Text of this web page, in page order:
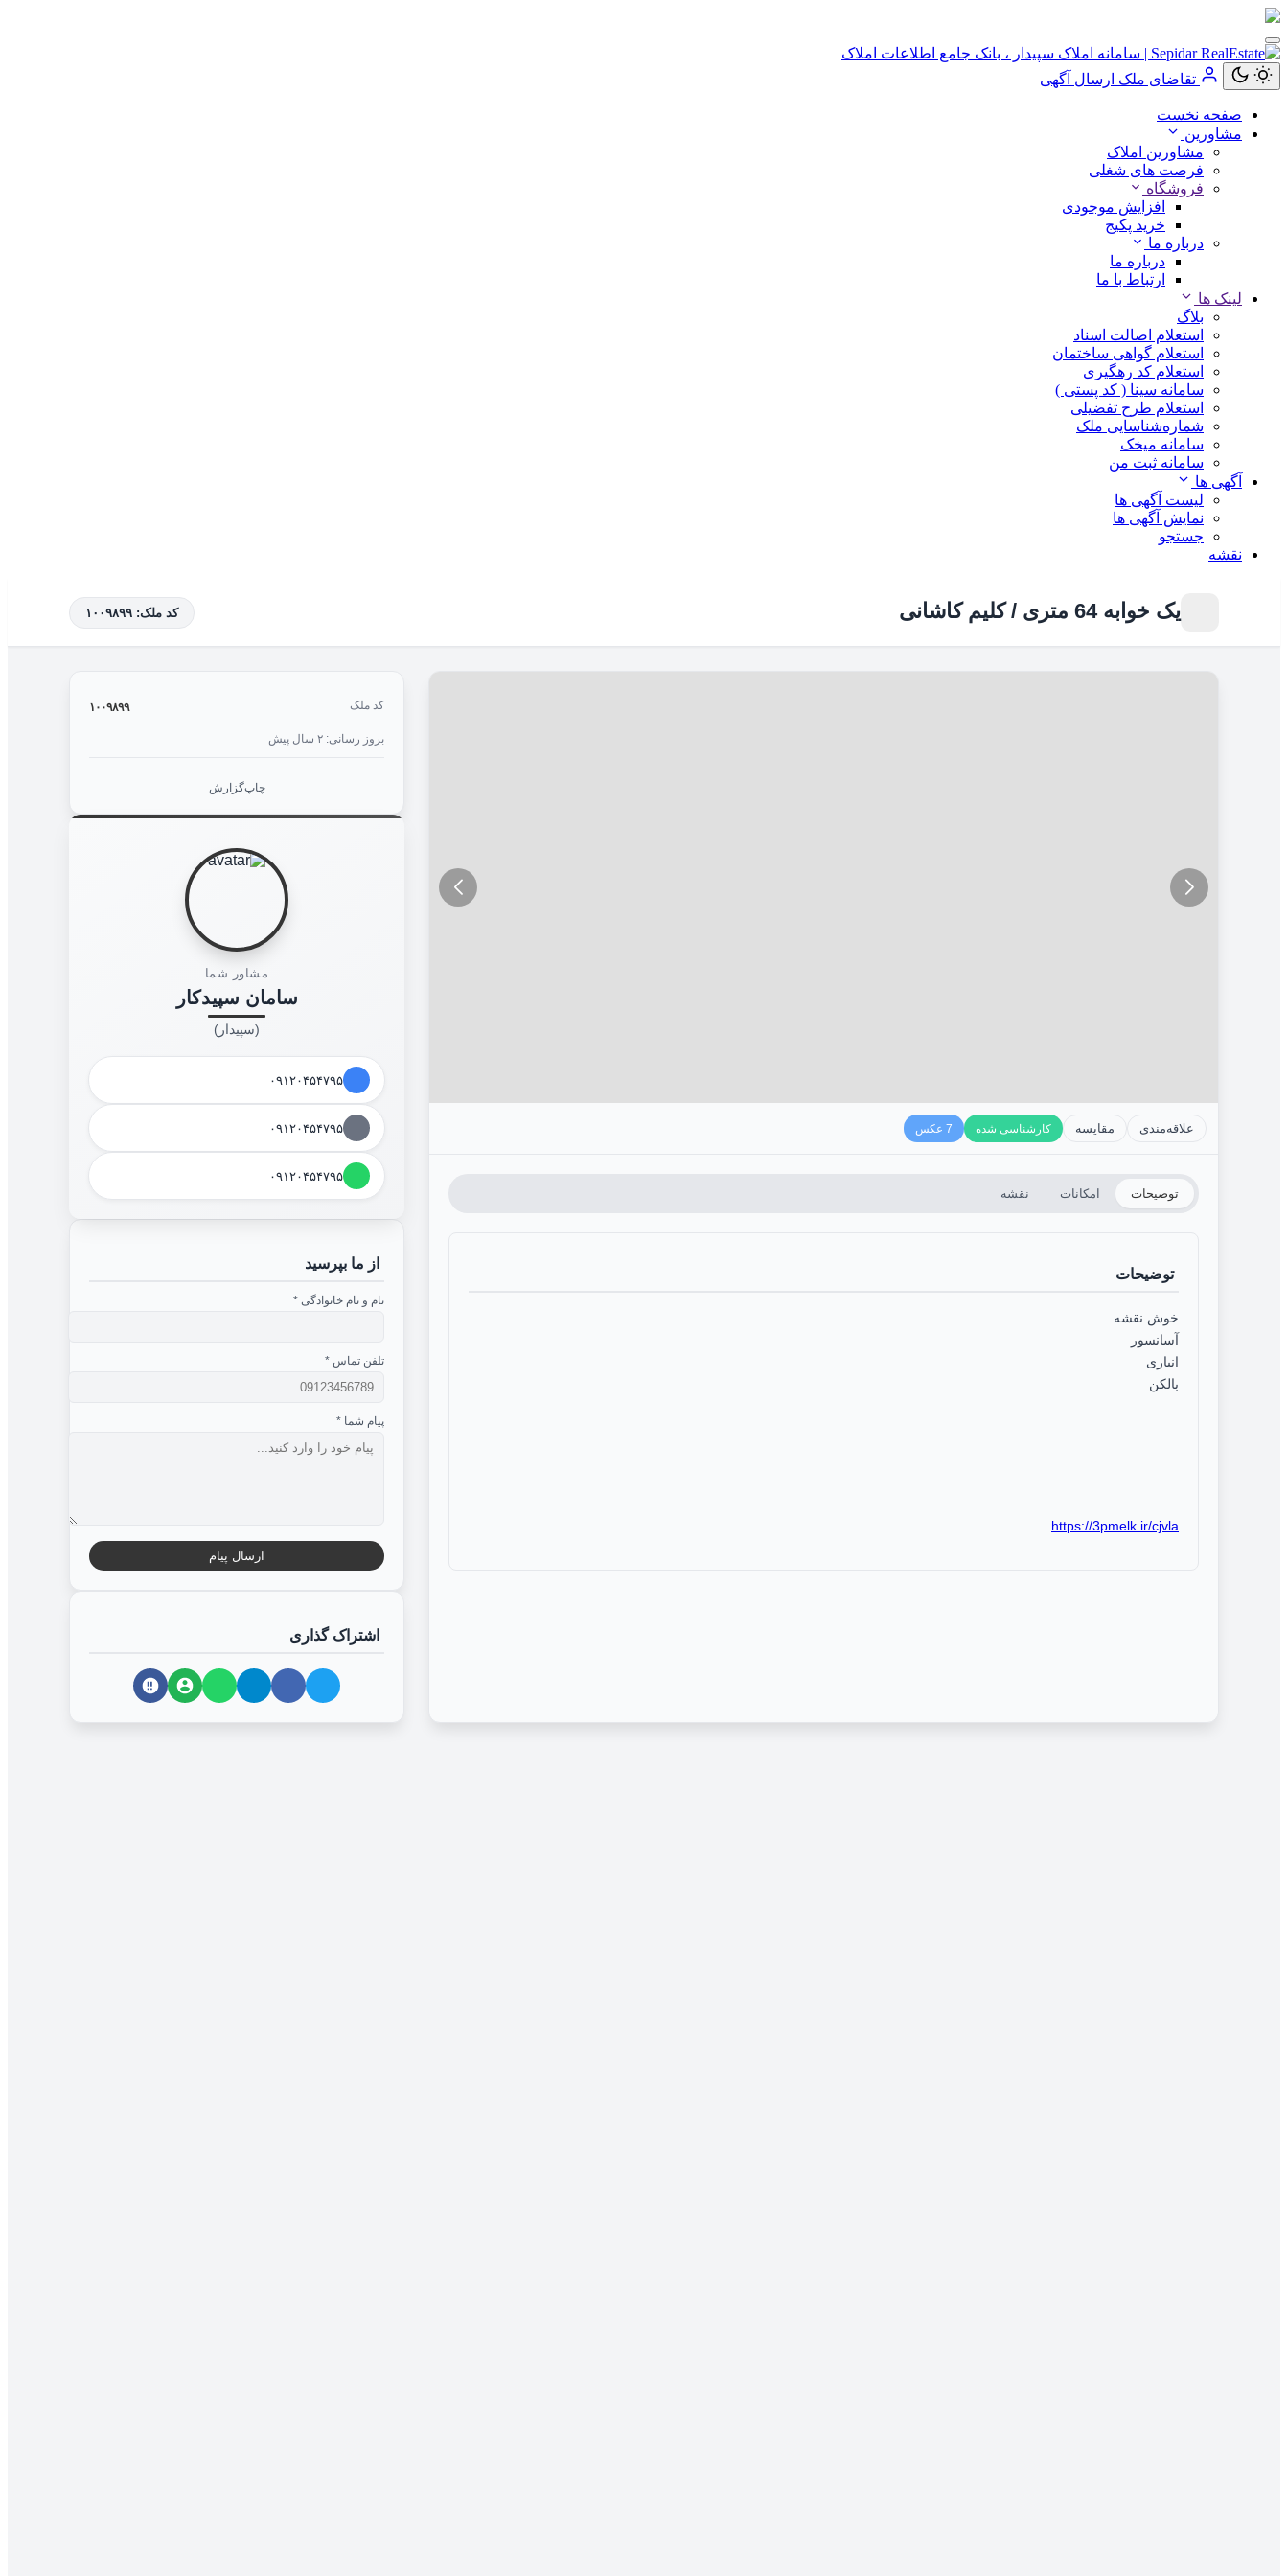
تقاضای ملک ارسال آگهی
صفحه نخست
مشاورین
مشاورین املاک
فرصت های شغلی
فروشگاه
افزایش موجودی
خرید پکیج
درباره ما
درباره ما
ارتباط با ما
لینک ها
بلاگ
استعلام اصالت اسناد
استعلام گواهی ساختمان
استعلام کد رهگیری
سامانه سینا ( کد پستی )
استعلام طرح تفضیلی
شماره‌شناسایی ملک
سامانه میخک
سامانه ثبت من
آگهی ها
لیست آگهی ها
نمایش آگهی ها
جستجو
نقشه
یک خوابه 64 متری / کلیم کاشانی کد ملک: ۱۰۰۹۸۹۹
علاقه‌مندی مقایسه کارشناسی شده 7 عکس
توضیحات امکانات نقشه
توضیحات
خوش نقشه
آسانسور
انباری
بالکن
https://3pmelk.ir/cjvla
کد ملک ۱۰۰۹۸۹۹
بروز رسانی: ۲ سال پیش
چاپگزارش
مشاور شما
سامان سپیدکار
(سپیدار)
۰۹۱۲۰۴۵۴۷۹۵
۰۹۱۲۰۴۵۴۷۹۵
۰۹۱۲۰۴۵۴۷۹۵
از ما بپرسید
نام و نام خانوادگی *
تلفن تماس *
پیام شما *
ارسال پیام
اشتراک گذاری
کاربر
مهمان
ورود
به
حساب
نام